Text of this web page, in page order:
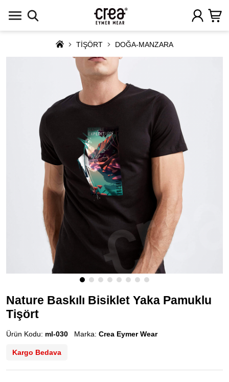
TİŞÖRT DOĞA-MANZARA
Nature Baskılı Bisiklet Yaka Pamuklu
Tişört
Ürün Kodu: ml-030 Marka: Crea Eymer Wear
Kargo Bedava